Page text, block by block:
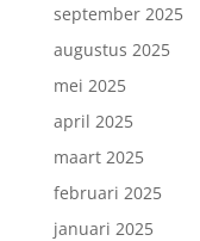
september 2025
augustus 2025
mei 2025
april 2025
maart 2025
februari 2025
januari 2025